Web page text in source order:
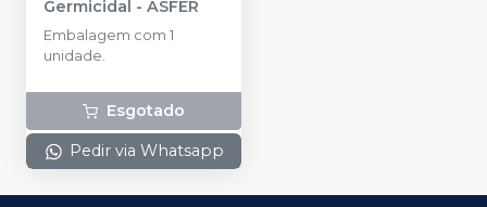
Germicidal - ASFER
Embalagem com 1
unidade.
Esgotado
Pedir via Whatsapp